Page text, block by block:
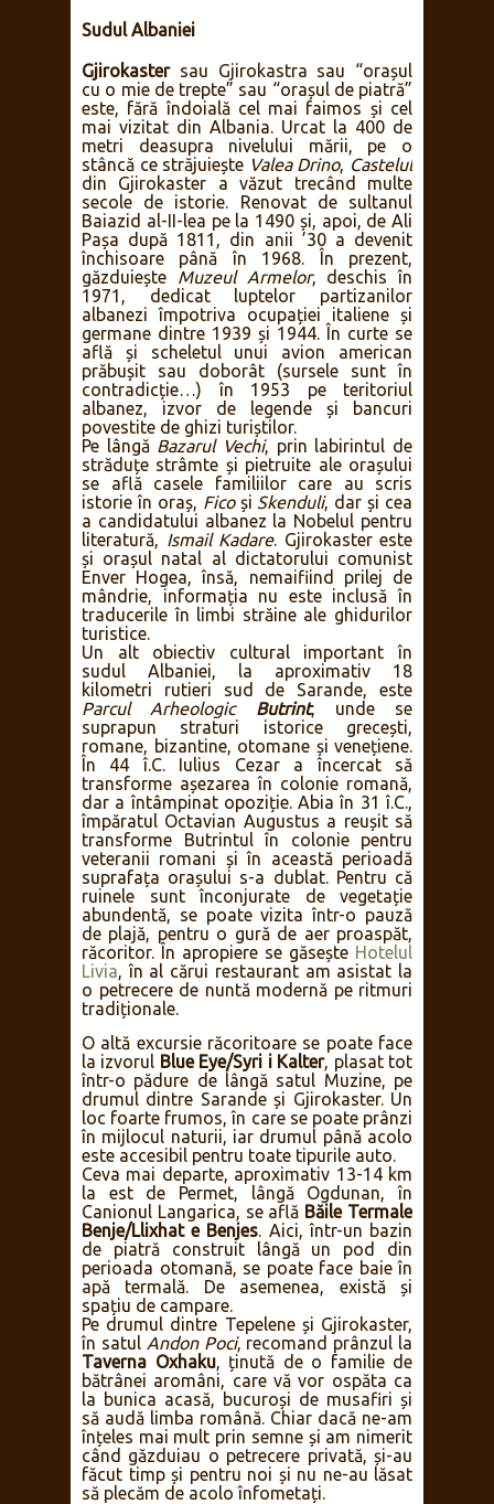
Sudul Albaniei
Gjirokastersau Gjirokastra sau “orașul
cu o mie de trepte” sau “orașul de piatră”
este, fără îndoială cel mai faimos și cel
mai vizitat din Albania. Urcat la 400 de
metri deasupra nivelului mării, pe o
stâncă ce străjuiește Valea Drino, Castelul
din Gjirokaster a văzut trecând multe
secole de istorie. Renovat de sultanul
Baiazid al-II-lea pe la 1490 și, apoi, de Ali
Pașa după 1811, din anii ’30 a devenit
închisoare până în 1968. În prezent,
găzduiește Muzeul Armelor, deschis în
1971, dedicat luptelor partizanilor
albanezi împotriva ocupației italiene și
germane dintre 1939 și 1944. În curte se
află și scheletul unui avion american
prăbușit sau doborât (sursele sunt în
contradicție…) în 1953 pe teritoriul
albanez, izvor de legende și bancuri
povestite de ghizi turiștilor.
Pe lângă Bazarul Vechi, prin labirintul de
străduțe strâmte și pietruite ale orașului
se află casele familiilor care au scris
istorie în oraș, Ficoși Skenduli, dar și cea
a candidatului albanez la Nobelul pentru
literatură, Ismail Kadare. Gjirokaster este
și orașul natal al dictatorului comunist
Enver Hogea, însă, nemaifiind prilej de
mândrie, informația nu este inclusă în
traducerile în limbi străine ale ghidurilor
turistice.
Un alt obiectiv cultural important în
sudul Albaniei, la aproximativ 18
kilometri rutieri sud de Sarande, este
Parcul Arheologic Butrint, unde se
suprapun straturi istorice grecești,
romane, bizantine, otomane și venețiene.
În 44 î.C. Iulius Cezar a încercat să
transforme așezarea în colonie romană,
dar a întâmpinat opoziție. Abia în 31 î.C.,
împăratul Octavian Augustus a reușit să
transforme Butrintul în colonie pentru
veteranii romani și în această perioadă
suprafața orașului s-a dublat. Pentru că
ruinele sunt înconjurate de vegetație
abundentă, se poate vizita într-o pauză
de plajă, pentru o gură de aer proaspăt,
răcoritor. În apropiere se găsește Hotelul
Livia, în al cărui restaurant am asistat la
o petrecere de nuntă modernă pe ritmuri
tradiționale.
O altă excursie răcoritoare se poate face
la izvorul Blue Eye/Syri i Kalter, plasat tot
într-o pădure de lângă satul Muzine, pe
drumul dintre Sarande și Gjirokaster. Un
loc foarte frumos, în care se poate prânzi
în mijlocul naturii, iar drumul până acolo
este accesibil pentru toate tipurile auto.
Ceva mai departe, aproximativ 13-14 km
la est de Permet, lângă Ogdunan, în
Canionul Langarica, se află Băile Termale
Benje/Llixhat e Benjes. Aici, într-un bazin
de piatră construit lângă un pod din
perioada otomană, se poate face baie în
apă termală. De asemenea, există și
spațiu de campare.
Pe drumul dintre Tepelene și Gjirokaster,
în satul Andon Poci, recomand prânzul la
Taverna Oxhaku, ținută de o familie de
bătrânei aromâni, care vă vor ospăta ca
la bunica acasă, bucuroși de musafiri și
să audă limba română. Chiar dacă ne-am
înțeles mai mult prin semne și am nimerit
când găzduiau o petrecere privată, și-au
făcut timp și pentru noi și nu ne-au lăsat
să plecăm de acolo înfometați.